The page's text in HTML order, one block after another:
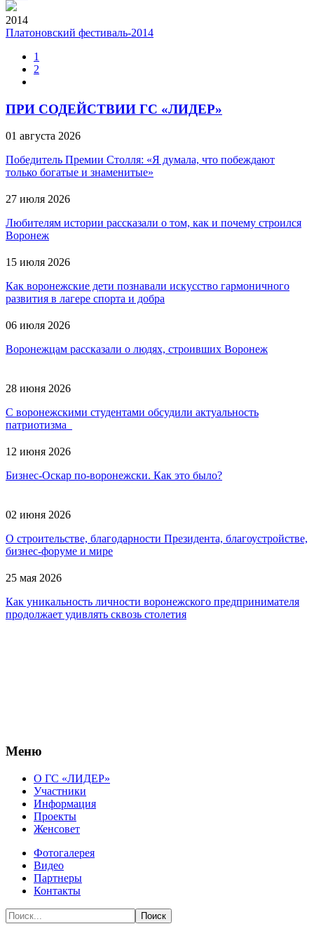
2014
Платоновский фестиваль-2014
1
2
ПРИ СОДЕЙСТВИИ ГС «ЛИДЕР»
01 августа 2026
Победитель Премии Столля: «Я думала, что побеждают
только богатые и знаменитые»
27 июля 2026
Любителям истории рассказали о том, как и почему строился
Воронеж
15 июля 2026
Как воронежские дети познавали искусство гармоничного
развития в лагере спорта и добра
06 июля 2026
Воронежцам рассказали о людях, строивших Воронеж
28 июня 2026
С воронежскими студентами обсудили актуальность
патриотизма
12 июня 2026
Бизнес-Оскар по-воронежски. Как это было?
02 июня 2026
О строительстве, благодарности Президента, благоустройстве,
бизнес-форуме и мире
25 мая 2026
Как уникальность личности воронежского предпринимателя
продолжает удивлять сквозь столетия
Меню
О ГС «ЛИДЕР»
Участники
Информация
Проекты
Женсовет
Фотогалерея
Видео
Партнеры
Контакты